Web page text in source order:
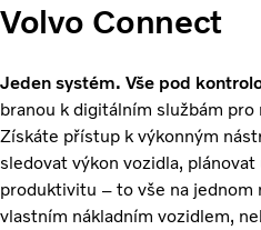
Volvo Connect
Jeden systém. Vše pod
branou k digitálním službám pro
Získáte přístup k výkonným
sledovat výkon vozidla,
produktivitu – to vše na jednom
vlastním nákladním vozidlem,